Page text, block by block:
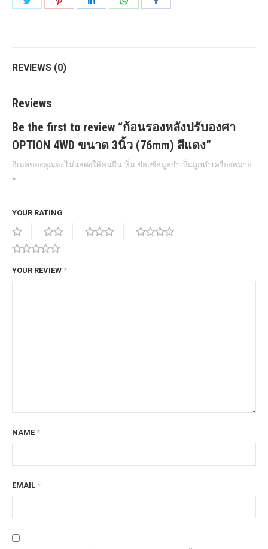
แดง
REVIEWS (0)
Reviews
Be the first to review “ก้อนรองหลังปรับองศา
OPTION 4WD ขนาด 3นิ้ว (76mm) สีแดง”
อีเมลของคุณจะไม่แสดงให้คนอื่นเห็น ช่องข้อมูลจำเป็นถูกทำเครื่องหมาย
*
YOUR RATING
YOUR REVIEW *
NAME *
EMAIL *